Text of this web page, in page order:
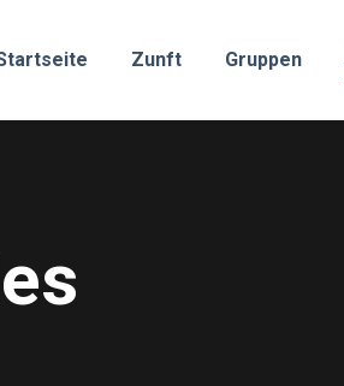
Zunft Gruppen